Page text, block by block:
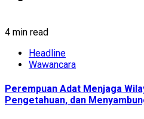
4 min read
Headline
Wawancara
Perempuan Adat Menjaga
Pengetahuan, dan